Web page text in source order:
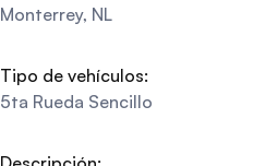
Monterrey, NL
Tipo de vehículos:
5ta Rueda Sencillo